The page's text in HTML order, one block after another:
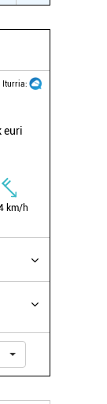
Iturria:
euri
km/h